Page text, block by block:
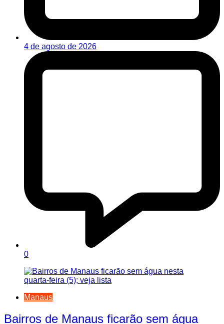
4 de agosto de 2026
0
Manaus
Bairros de Manaus ficarão sem água